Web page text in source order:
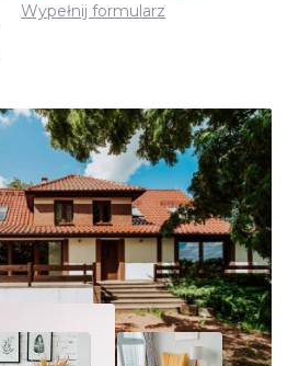
Wypełnij formularz